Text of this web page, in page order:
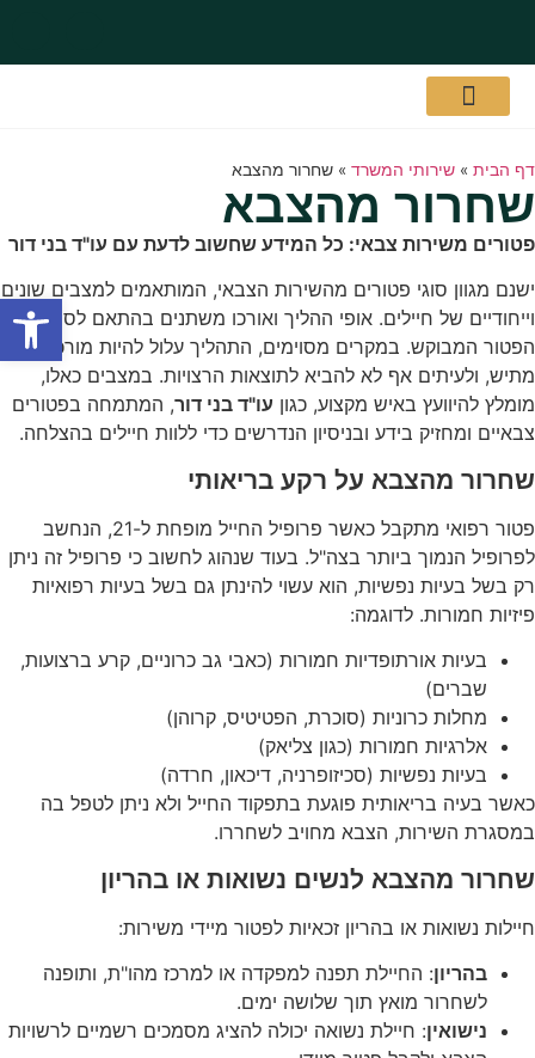
דף הבית » שירותי המשרד » שחרור מהצבא
שחרור מהצבא
פטורים משירות צבאי: כל המידע שחשוב לדעת עם עו"ד בני דור
ישנם מגוון סוגי פטורים מהשירות הצבאי, המותאמים למצבים שונים
וייחודיים של חיילים. אופי ההליך ואורכו משתנים בהתאם לסוג
הפטור המבוקש. במקרים מסוימים, התהליך עלול להיות מורכב,
מתיש, ולעיתים אף לא להביא לתוצאות הרצויות. במצבים כאלו,
מומלץ להיוועץ באיש מקצוע, כגון עו"ד בני דור, המתמחה בפטורים
צבאיים ומחזיק בידע ובניסיון הנדרשים כדי ללוות חיילים בהצלחה.
שחרור מהצבא על רקע בריאותי
פטור רפואי מתקבל כאשר פרופיל החייל מופחת ל-21, הנחשב
לפרופיל הנמוך ביותר בצה"ל. בעוד שנהוג לחשוב כי פרופיל זה ניתן
רק בשל בעיות נפשיות, הוא עשוי להינתן גם בשל בעיות רפואיות
פיזיות חמורות. לדוגמה:
בעיות אורתופדיות חמורות (כאבי גב כרוניים, קרע ברצועות,
שברים)
מחלות כרוניות (סוכרת, הפטיטיס, קרוהן)
אלרגיות חמורות (כגון צליאק)
בעיות נפשיות (סכיזופרניה, דיכאון, חרדה)
כאשר בעיה בריאותית פוגעת בתפקוד החייל ולא ניתן לטפל בה
במסגרת השירות, הצבא מחויב לשחררו.
שחרור מהצבא לנשים נשואות או בהריון
חיילות נשואות או בהריון זכאיות לפטור מיידי משירות:
בהריון: החיילת תפנה למפקדה או למרכז מהו"ת, ותופנה
לשחרור מואץ תוך שלושה ימים.
נישואין: חיילת נשואה יכולה להציג מסמכים רשמיים לרשויות
פתח